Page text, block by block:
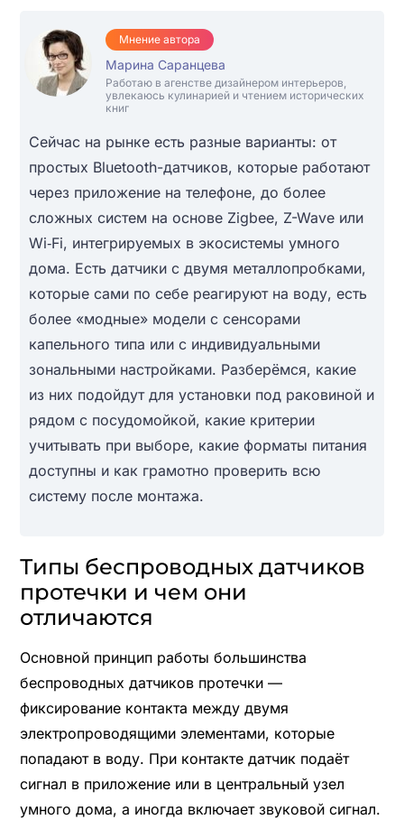
Мнение автора
Марина Саранцева
Работаю в агенстве дизайнером интерьеров,
увлекаюсь кулинарией и чтением исторических
книг
Сейчас на рынке есть разные варианты: от
простых Bluetooth-датчиков, которые работают
через приложение на телефоне, до более
сложных систем на основе Zigbee, Z-Wave или
Wi‑Fi, интегрируемых в экосистемы умного
дома. Есть датчики с двумя металлопробками,
которые сами по себе реагируют на воду, есть
более «модные» модели с сенсорами
капельного типа или с индивидуальными
зональными настройками. Разберёмся, какие
из них подойдут для установки под раковиной и
рядом с посудомойкой, какие критерии
учитывать при выборе, какие форматы питания
доступны и как грамотно проверить всю
систему после монтажа.
Типы беспроводных датчиков
протечки и чем они
отличаются
Основной принцип работы большинства
беспроводных датчиков протечки —
фиксирование контакта между двумя
электропроводящими элементами, которые
попадают в воду. При контакте датчик подаёт
сигнал в приложение или в центральный узел
умного дома, а иногда включает звуковой сигнал.